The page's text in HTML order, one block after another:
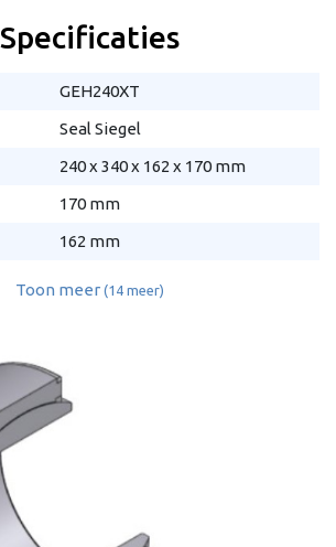
Specificaties
GEH240XT
Seal Siegel
240 x 340 x 162 x 170 mm
170 mm
162 mm
Toon meer (14 meer)